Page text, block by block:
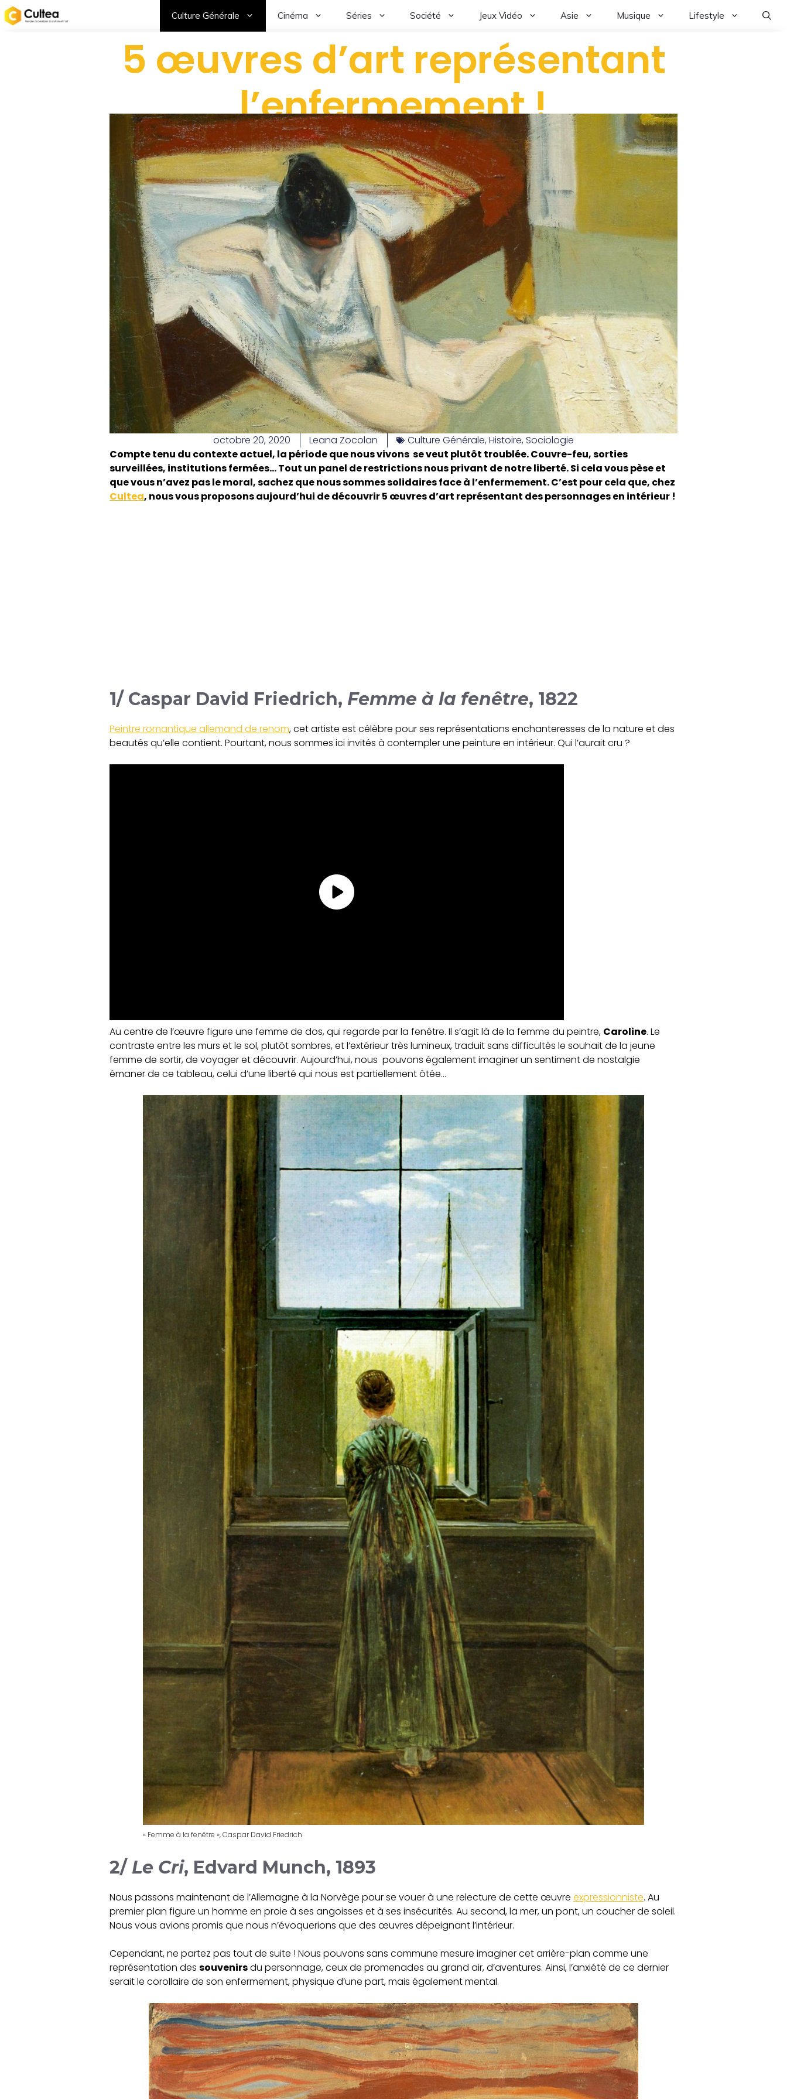
Culture Générale Cinéma Séries Société Jeux Vidéo Asie Musique Lifestyle
5 œuvres d’art représentant
l’enfermement !
octobre 20, 2020 Leana Zocolan Culture Générale,Histoire,Sociologie
Compte tenu du contexte actuel, la période que nous vivons se veut plutôt troublée. Couvre-feu, sorties
surveillées, institutions fermées… Tout un panel de restrictions nous privant de notre liberté. Si cela vous pèse et
que vous n’avez pas le moral, sachez que nous sommes solidaires face à l’enfermement. C’est pour cela que, chez
Cultea, nous vous proposons aujourd’hui de découvrir 5 œuvres d’art représentant des personnages en intérieur !
1/ Caspar David Friedrich, Femme à la fenêtre, 1822
Peintre romantique allemand de renom, cet artiste est célèbre pour ses représentations enchanteresses de la nature et des
beautés qu’elle contient. Pourtant, nous sommes ici invités à contempler une peinture en intérieur. Qui l’aurait cru ?
Au centre de l’œuvre figure une femme de dos, qui regarde par la fenêtre. Il s’agit là de la femme du peintre, Caroline. Le
contraste entre les murs et le sol, plutôt sombres, et l’extérieur très lumineux, traduit sans difficultés le souhait de la jeune
femme de sortir, de voyager et découvrir. Aujourd’hui, nous pouvons également imaginer un sentiment de nostalgie
émaner de ce tableau, celui d’une liberté qui nous est partiellement ôtée…
« Femme à la fenêtre », Caspar David Friedrich
2/ Le Cri, Edvard Munch, 1893
Nous passons maintenant de l’Allemagne à la Norvège pour se vouer à une relecture de cette œuvre expressionniste. Au
premier plan figure un homme en proie à ses angoisses et à ses insécurités. Au second, la mer, un pont, un coucher de soleil.
Nous vous avions promis que nous n’évoquerions que des œuvres dépeignant l’intérieur.
Cependant, ne partez pas tout de suite ! Nous pouvons sans commune mesure imaginer cet arrière-plan comme une
représentation des souvenirsdu personnage, ceux de promenades au grand air, d’aventures. Ainsi, l’anxiété de ce dernier
serait le corollaire de son enfermement, physique d’une part, mais également mental.